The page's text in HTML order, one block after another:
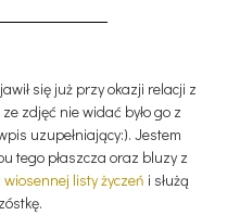
się już przy okazji relacji z
zdjęć nie widać było go z
uzupełniający:). Jestem
tego płaszcza oraz bluzy z
wiosennej listy życzeń i służą